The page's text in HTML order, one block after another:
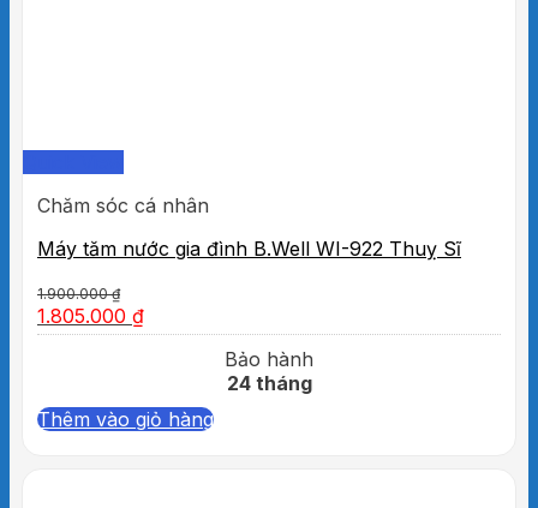
Chăm sóc cá nhân
Máy tăm nước gia đình B.Well WI-922 Thuỵ Sĩ
1.900.000₫
1.805.000 ₫
Bảo hành
24 tháng
Thêm vào giỏ hàng